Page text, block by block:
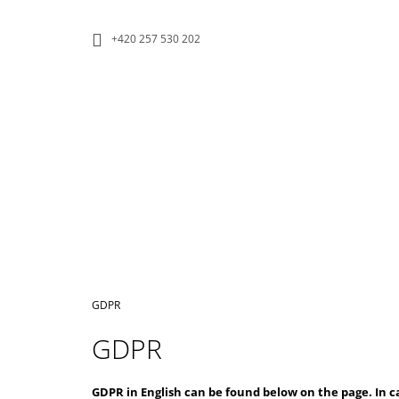
+420 257 530 202
Home
GDPR
GDPR
GDPR in English can be found below on the page.
BACK
BACK
ECO KEEP CUP